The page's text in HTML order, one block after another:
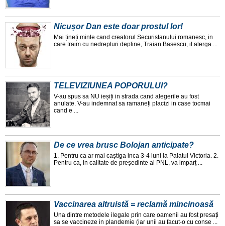
Nicușor Dan este doar prostul lor!
Mai țineți minte cand creatorul Securistanului romanesc, in
care traim cu nedrepturi depline, Traian Basescu, il alerga ...
TELEVIZIUNEA POPORULUI?
V-au spus sa NU ieșiți in strada cand alegerile au fost
anulate. V-au indemnat sa ramaneți placizi in case tocmai
cand e ...
De ce vrea brusc Bolojan anticipate?
1. Pentru ca ar mai caștiga inca 3-4 luni la Palatul Victoria. 2.
Pentru ca, in calitate de președinte al PNL, va imparț ...
Vaccinarea altruistă = reclamă mincinoasă
Una dintre metodele ilegale prin care oamenii au fost presați
sa se vaccineze in plandemie (iar unii au facut-o cu conse ...